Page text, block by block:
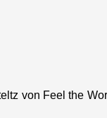
von Feel the